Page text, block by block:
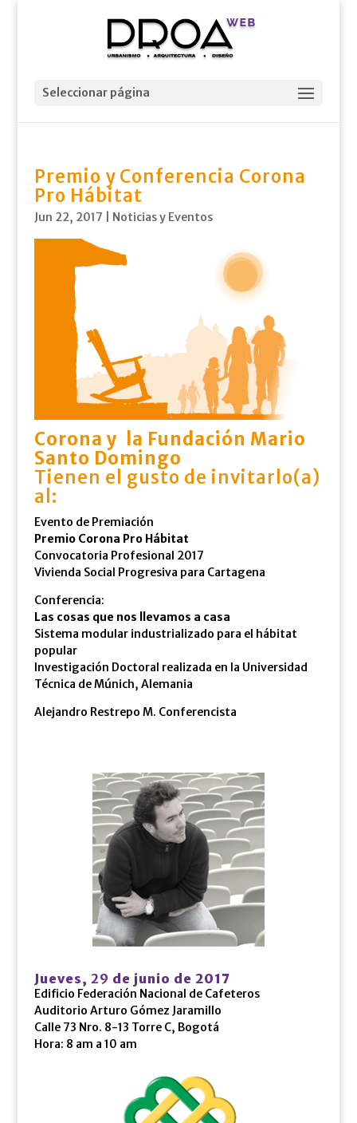
Seleccionar página
Premio y Conferencia Corona
Pro Hábitat
Jun 22, 2017 Noticias y Eventos
Corona y la Fundación Mario
Santo Domingo
Tienen el gusto de invitarlo(a)
al:
Evento de Premiación
Premio Corona Pro Hábitat
Convocatoria Profesional 2017
Vivienda Social Progresiva para Cartagena
Conferencia:
Las cosas que nos llevamos a casa
Sistema modular industrializado para el hábitat
popular
Investigación Doctoral realizada en la Universidad
Técnica de Múnich, Alemania
Alejandro Restrepo M. Conferencista
Jueves, 29 de junio de 2017
Edificio Federación Nacional de Cafeteros
Auditorio Arturo Gómez Jaramillo
Calle 73 Nro. 8-13 Torre C, Bogotá
Hora: 8 am a 10 am